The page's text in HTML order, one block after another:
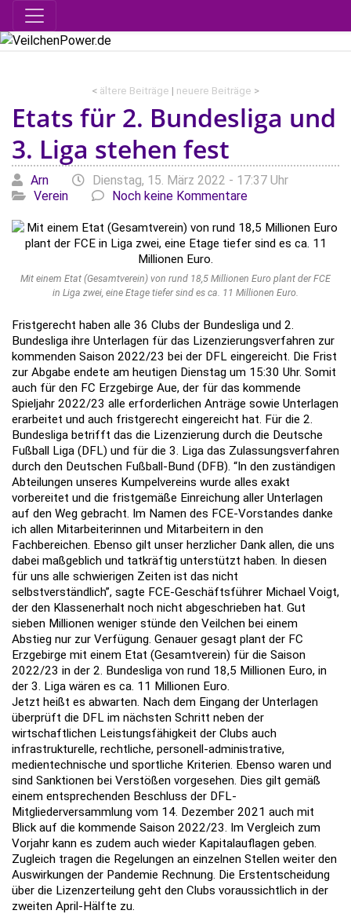
< ältere Beiträge | neuere Beiträge >
Etats für 2. Bundesliga und
3. Liga stehen fest
Geschrieben von
Arn am Dienstag, 15. März 2022 - 17:37 Uhr
Verein
Noch keine Kommentare
Mit einem Etat (Gesamtverein) von rund 18,5 Millionen Euro plant der FCE
in Liga zwei, eine Etage tiefer sind es ca. 11 Millionen Euro.
Fristgerecht haben alle 36 Clubs der Bundesliga und 2.
Bundesliga ihre Unterlagen für das Lizenzierungsverfahren zur
kommenden Saison 2022/23 bei der DFL eingereicht. Die Frist
zur Abgabe endete am heutigen Dienstag um 15:30 Uhr. Somit
auch für den FC Erzgebirge Aue, der für das kommende
Spieljahr 2022/23 alle erforderlichen Anträge sowie Unterlagen
erarbeitet und auch fristgerecht eingereicht hat. Für die 2.
Bundesliga betrifft das die Lizenzierung durch die Deutsche
Fußball Liga (DFL) und für die 3. Liga das Zulassungsverfahren
durch den Deutschen Fußball-Bund (DFB). “In den zuständigen
Abteilungen unseres Kumpelvereins wurde alles exakt
vorbereitet und die fristgemäße Einreichung aller Unterlagen
auf den Weg gebracht. Im Namen des FCE-Vorstandes danke
ich allen Mitarbeiterinnen und Mitarbeitern in den
Fachbereichen. Ebenso gilt unser herzlicher Dank allen, die uns
dabei maßgeblich und tatkräftig unterstützt haben. In diesen
für uns alle schwierigen Zeiten ist das nicht
selbstverständlich”, sagte FCE-Geschäftsführer Michael Voigt,
der den Klassenerhalt noch nicht abgeschrieben hat. Gut
sieben Millionen weniger stünde den Veilchen bei einem
Abstieg nur zur Verfügung. Genauer gesagt plant der FC
Erzgebirge mit einem Etat (Gesamtverein) für die Saison
2022/23 in der 2. Bundesliga von rund 18,5 Millionen Euro, in
der 3. Liga wären es ca. 11 Millionen Euro.
Jetzt heißt es abwarten. Nach dem Eingang der Unterlagen
überprüft die DFL im nächsten Schritt neben der
wirtschaftlichen Leistungsfähigkeit der Clubs auch
infrastrukturelle, rechtliche, personell-administrative,
medientechnische und sportliche Kriterien. Ebenso waren und
sind Sanktionen bei Verstößen vorgesehen. Dies gilt gemäß
einem entsprechenden Beschluss der DFL-
Mitgliederversammlung vom 14. Dezember 2021 auch mit
Blick auf die kommende Saison 2022/23. Im Vergleich zum
Vorjahr kann es zudem auch wieder Kapitalauflagen geben.
Zugleich tragen die Regelungen an einzelnen Stellen weiter den
Auswirkungen der Pandemie Rechnung. Die Erstentscheidung
über die Lizenzerteilung geht den Clubs voraussichtlich in der
zweiten April-Hälfte zu.